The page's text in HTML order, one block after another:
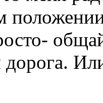
дорога.